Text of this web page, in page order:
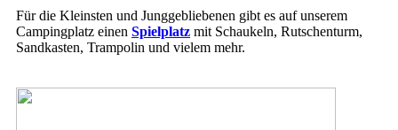
Für die Kleinsten und Junggebliebenen gibt es auf unserem
Campingplatz einen Spielplatz mit Schaukeln, Rutschenturm,
Sandkasten, Trampolin und vielem mehr.